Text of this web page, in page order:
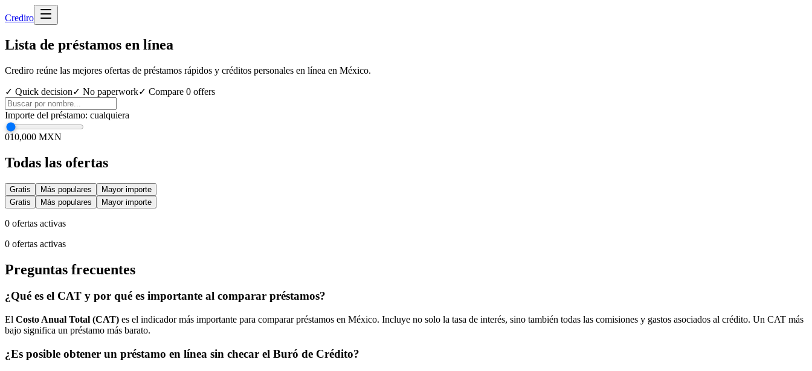
Crediro
Lista de préstamos en línea
Crediro reúne las mejores ofertas de préstamos rápidos y créditos personales en línea en México.
✓ Quick decision✓ No paperwork✓ Compare 0 offers
Importe del préstamo: cualquiera
010,000 MXN
Todas las ofertas
Gratis Más populares
Mayor importe
Gratis
Más populares Mayor importe
0 ofertas activas
0 ofertas activas
Preguntas frecuentes
¿Qué es el CAT y por qué es importante al comparar préstamos?
El Costo Anual Total (CAT) es el indicador más importante para comparar préstamos en México. Incluye no solo la tasa de interés, sino también todas las comisiones y gastos asociados al crédito. Un CAT más
bajo significa un préstamo más barato.
¿Es posible obtener un préstamo en línea sin checar el Buró de Crédito?